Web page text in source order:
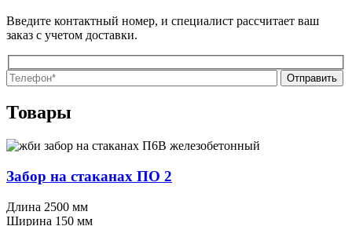
Введите контактный номер, и специалист рассчитает ваш
заказ с учетом доставки.
Товары
Забор на стаканах ПО 2
Длина 2500 мм
Ширина 150 мм